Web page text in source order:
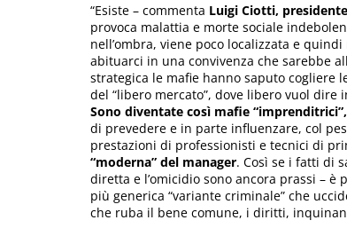
“Esiste – commenta Luigi Ciotti,
provoca malattia e morte sociale
nell’ombra, viene poco localizzata e
abituarci in una convivenza che sarebbe
strategica le mafie hanno saputo cogliere
del “libero mercato”, dove libero vuol
Sono diventate così mafie “imprenditrici”,
di prevedere e in parte influenzare, col
prestazioni di professionisti e tecnici di
“moderna” del manager. Così se i fatti di
diretta e l’omicidio sono ancora prassi – è
più generica “variante criminale” che
che ruba il bene comune, i diritti,